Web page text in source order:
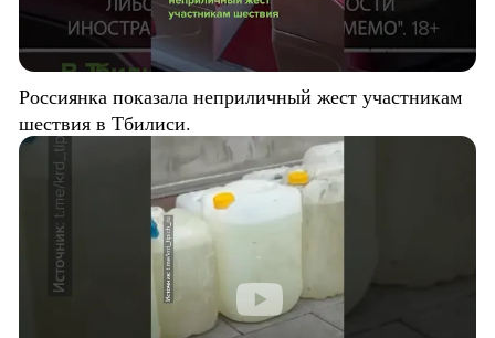
Россиянка показала неприличный жест участникам
шествия в Тбилиси.